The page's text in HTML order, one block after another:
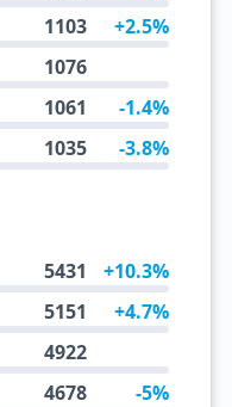
1103 +2.5%
1076
1061 -1.4%
1035 -3.8%
5431 +10.3%
5151 +4.7%
4922
4678 -5%